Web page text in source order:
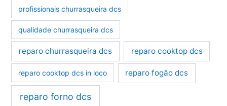
profissionais churrasqueira dcs
qualidade churrasqueira dcs
reparo churrasqueira dcs reparo cooktop dcs
reparo cooktop dcs in loco reparo fogão dcs
reparo forno dcs